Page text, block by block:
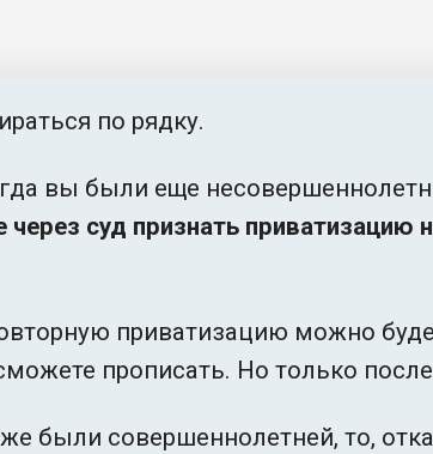
по рядку.
вы были еще
суд признать приватизацию
приватизацию можно
прописать. Но только
были совершеннолетней, то,